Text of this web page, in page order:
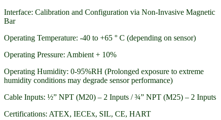
Interface: Calibration and Configuration via Non-Invasive Magnetic
Bar
Operating Temperature: -40 to +65 ° C (depending on sensor)
Operating Pressure: Ambient + 10%
Operating Humidity: 0-95%RH (Prolonged exposure to extreme
humidity conditions may degrade sensor performance)
Cable Inputs: ½” NPT (M20) – 2 Inputs / ¾” NPT (M25) – 2 Inputs
Certifications: ATEX, IECEx, SIL, CE, HART